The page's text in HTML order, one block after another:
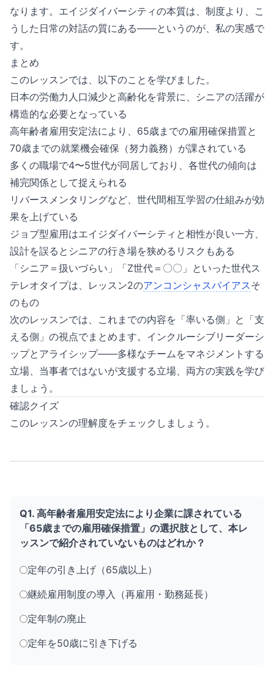
なります。エイジダイバーシティの本質は、制度より、こ
うした日常の対話の質にある——というのが、私の実感で
す。
まとめ
このレッスンでは、以下のことを学びました。
日本の労働力人口減少と高齢化を背景に、シニアの活躍が
構造的な必要となっている
高年齢者雇用安定法により、65歳までの雇用確保措置と
70歳までの就業機会確保（努力義務）が課されている
多くの職場で4〜5世代が同居しており、各世代の傾向は
補完関係として捉えられる
リバースメンタリングなど、世代間相互学習の仕組みが効
果を上げている
ジョブ型雇用はエイジダイバーシティと相性が良い一方、
設計を誤るとシニアの行き場を狭めるリスクもある
「シニア＝扱いづらい」「Z世代＝〇〇」といった世代ス
テレオタイプは、レッスン2のアンコンシャスバイアスそ
のもの
次のレッスンでは、これまでの内容を「率いる側」と「支
える側」の視点でまとめます。インクルーシブリーダーシ
ップとアライシップ——多様なチームをマネジメントする
立場、当事者ではないが支援する立場、両方の実践を学び
ましょう。
確認クイズ
このレッスンの理解度をチェックしましょう。
Q1. 高年齢者雇用安定法により企業に課されている
「65歳までの雇用確保措置」の選択肢として、本レ
ッスンで紹介されていないものはどれか？
定年の引き上げ（65歳以上）
継続雇用制度の導入（再雇用・勤務延長）
定年制の廃止
定年を50歳に引き下げる